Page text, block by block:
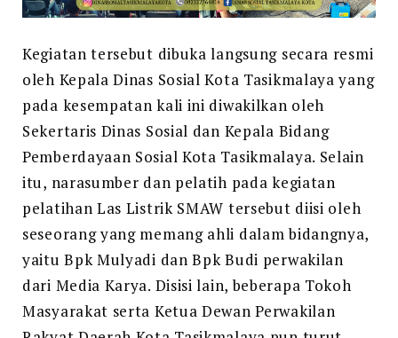
Kegiatan tersebut dibuka langsung secara resmi
oleh Kepala Dinas Sosial Kota Tasikmalaya yang
pada kesempatan kali ini diwakilkan oleh
Sekertaris Dinas Sosial dan Kepala Bidang
Pemberdayaan Sosial Kota Tasikmalaya. Selain
itu, narasumber dan pelatih pada kegiatan
pelatihan Las Listrik SMAW tersebut diisi oleh
seseorang yang memang ahli dalam bidangnya,
yaitu Bpk Mulyadi dan Bpk Budi perwakilan
dari Media Karya. Disisi lain, beberapa Tokoh
Masyarakat serta Ketua Dewan Perwakilan